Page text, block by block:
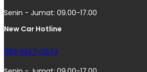
Senin - Jumat: 09.00-17.00
New Car Hotline
0811-8147-0574